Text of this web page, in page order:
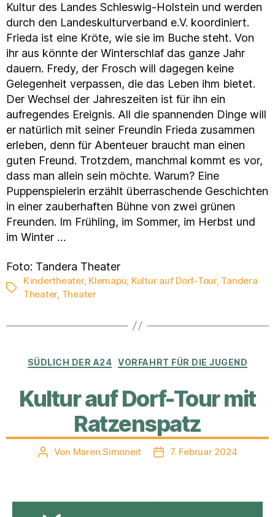
Kultur des Landes Schleswig-Holstein und werden
durch den Landeskulturverband e.V. koordiniert.
Frieda ist eine Kröte, wie sie im Buche steht. Von
ihr aus könnte der Winterschlaf das ganze Jahr
dauern. Fredy, der Frosch will dagegen keine
Gelegenheit verpassen, die das Leben ihm bietet.
Der Wechsel der Jahreszeiten ist für ihn ein
aufregendes Ereignis. All die spannenden Dinge will
er natürlich mit seiner Freundin Frieda zusammen
erleben, denn für Abenteuer braucht man einen
guten Freund. Trotzdem, manchmal kommt es vor,
dass man allein sein möchte. Warum? Eine
Puppenspielerin erzählt überraschende Geschichten
in einer zauberhaften Bühne von zwei grünen
Freunden. Im Frühling, im Sommer, im Herbst und
im Winter …
Foto: Tandera Theater
Schlagwörter
Kindertheater, Klemapu, Kultur auf Dorf-Tour, Tandera
Theater, Theater
Kategorien
SÜDLICH DER A24 VORFAHRT FÜR DIE JUGEND
Kultur auf Dorf-Tour mit
Ratzenspatz
Beitragsautor
Von Maren.Simoneit Veröffentlichungsdatum
7. Februar 2024